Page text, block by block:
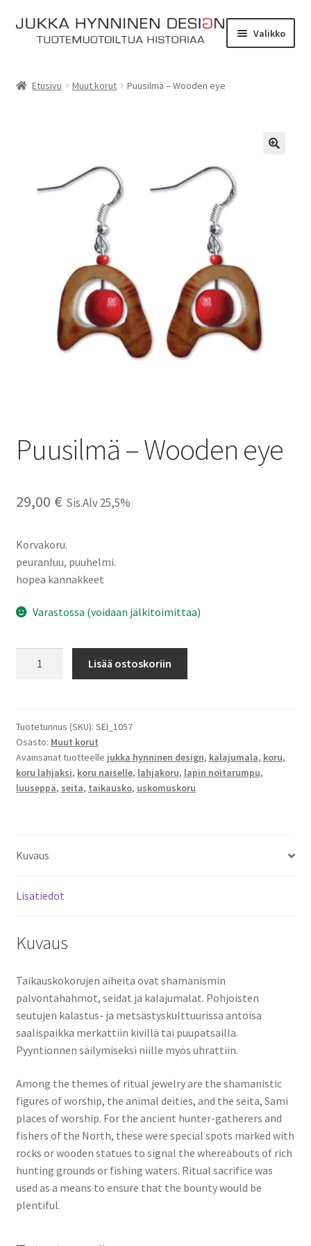
Siirry
navigointiin
Siirry
sisältöön
Valikko
Ostoskori
Etusivu Muut korut Puusilmä – Wooden eye
Puusilmä – Wooden eye
29,00 € Sis.Alv 25,5%
Korvakoru.
peuranluu, puuhelmi.
hopea kannakkeet
Varastossa (voidaan jälkitoimittaa)
määrä
Lisää ostoskoriin
Tuotetunnus (SKU): SEI_1057
Osasto: Muut korut
Avainsanat tuotteelle jukka hynninen design, kalajumala, koru,
koru lahjaksi, koru naiselle, lahjakoru, lapin noitarumpu,
luuseppä, seita, taikausko, uskomuskoru
Kuvaus
Lisätiedot
Kuvaus
Taikauskokorujen aiheita ovat shamanismin
palvontahahmot, seidat ja kalajumalat. Pohjoisten
seutujen kalastus- ja metsästyskulttuurissa antoisa
saalispaikka merkattiin kivillä tai puupatsailla.
Pyyntionnen säilymiseksi niille myös uhrattiin.
Among the themes of ritual jewelry are the shamanistic
figures of worship, the animal deities, and the seita, Sami
places of worship. For the ancient hunter-gatherers and
fishers of the North, these were special spots marked with
rocks or wooden statues to signal the whereabouts of rich
hunting grounds or fishing waters. Ritual sacrifice was
used as a means to ensure that the bounty would be
plentiful.